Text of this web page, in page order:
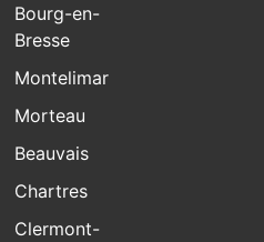
Bourg-en-
Bresse
Montelimar
Morteau
Beauvais
Chartres
Clermont-